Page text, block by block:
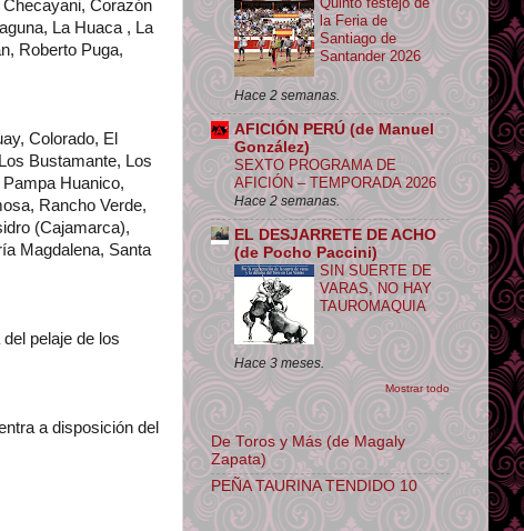
Corazón
La Huaca , La
Roberto Puga,
Colorado, El
Bustamante, Los
Huanico,
Rancho Verde,
(Cajamarca),
Magdalena, Santa
pelaje de los
a disposición del
la Feria de
Santiago de
Santander 2026
Hace 2 semanas.
AFICIÓN PERÚ (de Manuel
González)
SEXTO PROGRAMA DE
AFICIÓN – TEMPORADA 2026
Hace 2 semanas.
EL DESJARRETE DE ACHO
(de Pocho Paccini)
SIN SUERTE DE
VARAS, NO HAY
TAUROMAQUIA
Hace 3 meses.
Mostrar todo
De Toros y Más (de Magaly
Zapata)
PEÑA TAURINA TENDIDO 10